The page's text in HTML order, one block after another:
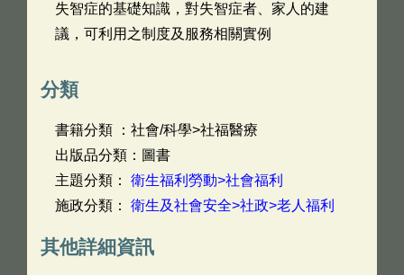
失智症的基礎知識，對失智症者、家人的建
議，可利用之制度及服務相關實例
分類
書籍分類 ：社會/科學>社福醫療
出版品分類：圖書
主題分類： 衛生福利勞動>社會福利
施政分類： 衛生及社會安全>社政>老人福利
其他詳細資訊